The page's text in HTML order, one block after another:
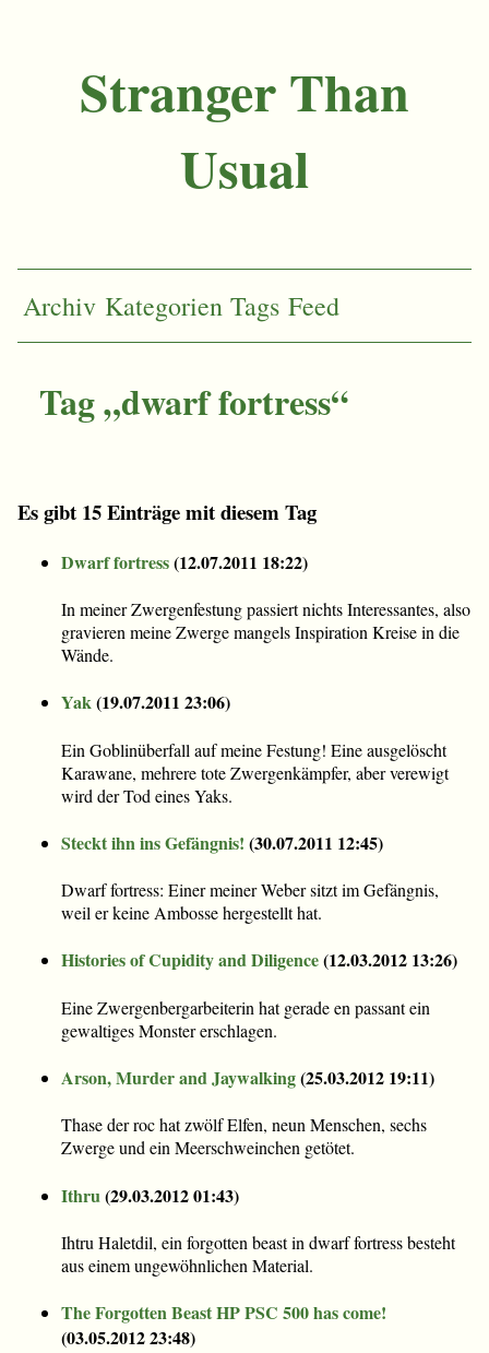
Stranger Than
Usual
Archiv Kategorien Tags Feed
Tag „dwarf fortress“
Es gibt 15 Einträge mit diesem Tag
Dwarf fortress(12.07.2011 18:22)
In meiner Zwergenfestung passiert nichts Interessantes, also
gravieren meine Zwerge mangels Inspiration Kreise in die
Wände.
Yak(19.07.2011 23:06)
Ein Goblinüberfall auf meine Festung! Eine ausgelöscht
Karawane, mehrere tote Zwergenkämpfer, aber verewigt
wird der Tod eines Yaks.
Steckt ihn ins Gefängnis! (30.07.2011 12:45)
Dwarf fortress: Einer meiner Weber sitzt im Gefängnis,
weil er keine Ambosse hergestellt hat.
Histories of Cupidity and Diligence(12.03.2012 13:26)
Eine Zwergenbergarbeiterin hat gerade en passant ein
gewaltiges Monster erschlagen.
Arson, Murder and Jaywalking(25.03.2012 19:11)
Thase der roc hat zwölf Elfen, neun Menschen, sechs
Zwerge und ein Meerschweinchen getötet.
Ithru (29.03.2012 01:43)
Ihtru Haletdil, ein forgotten beast in dwarf fortress besteht
aus einem ungewöhnlichen Material.
The Forgotten Beast HP PSC 500 has come!
(03.05.2012 23:48)